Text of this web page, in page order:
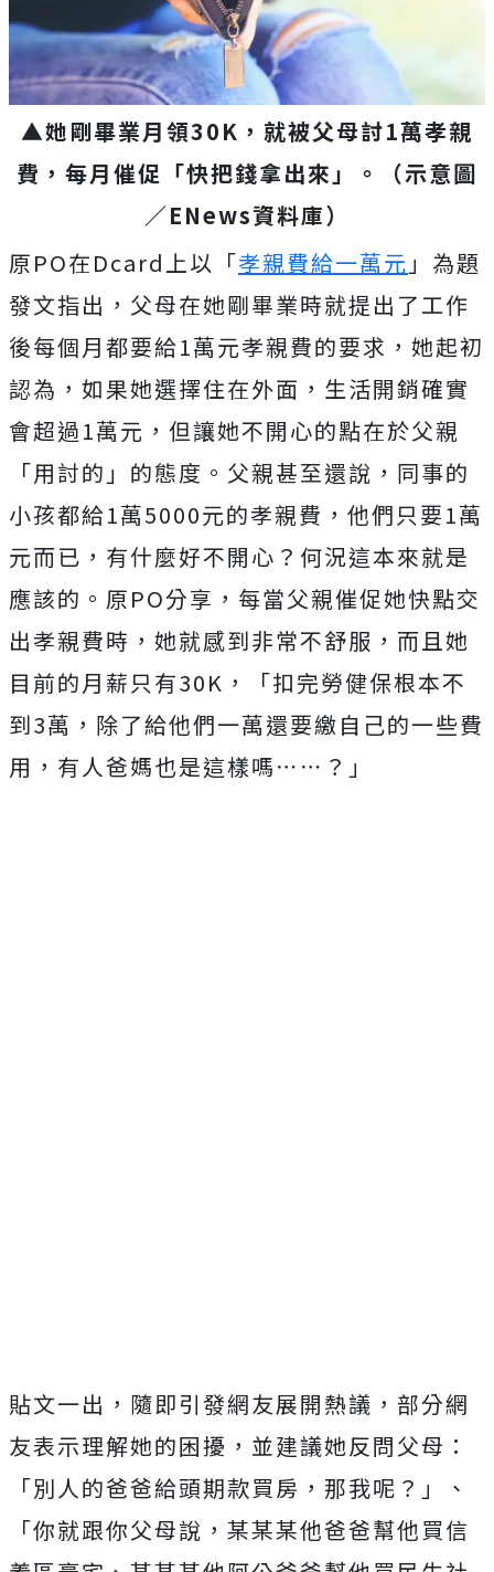
▲她剛畢業月領30K，就被父母討1萬孝親
費，每月催促「快把錢拿出來」。（示意圖
／ENews資料庫）
原PO在Dcard上以「孝親費給一萬元 」為題
發文指出，父母在她剛畢業時就提出了工作
後每個月都要給1萬元孝親費的要求， 她起初
認為，如果她選擇住在外面，生活開銷確實
會超過1萬元，但讓她不開心的點在於父親
「用討的」的態度。父親甚至還說，同事的
小孩都給1萬5000元的孝親費，他們只要1萬
元而已，有什麼好不開心？何況這本來就是
應該的。 原PO分享，每當父親催促她快點交
出孝親費時，她就感到非常不舒服，而且她
目前的月薪只有30K，「扣完勞健保根本不
到3萬，除了給他們一萬還要繳自己的一些費
用，有人爸媽也是這樣嗎⋯⋯？」
貼文一出，隨即引發網友展開熱議，部分網
友表示理解她的困擾，並建議她反問父母：
「別人的爸爸給頭期款買房，那我呢？」、
「你就跟你父母說，某某某他爸爸幫他買信